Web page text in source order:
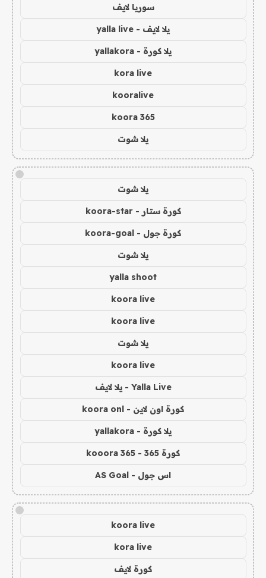
سوريا لايف
يلا لايف - yalla live
يلا كورة - yallakora
kora live
kooralive
koora 365
يلا شوت
!
يلا شوت
كورة ستار - koora-star
كورة جول - koora-goal
يلا شوت
yalla shoot
koora live
koora live
يلا شوت
koora live
Yalla Live - يلا لايف
كورة اون لاين - koora onl
يلا كورة - yallakora
كورة 365 - kooora 365
اس جول - AS Goal
!
koora live
kora live
كورة لايف